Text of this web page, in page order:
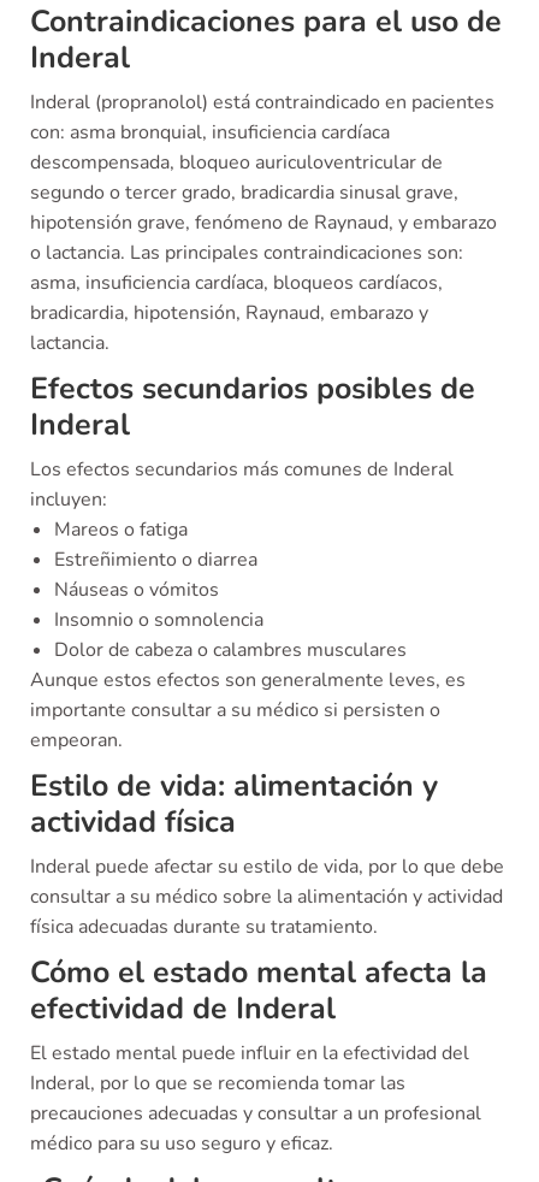
Contraindicaciones para el uso de
Inderal
Inderal (propranolol) está contraindicado en pacientes
con: asma bronquial, insuficiencia cardíaca
descompensada, bloqueo auriculoventricular de
segundo o tercer grado, bradicardia sinusal grave,
hipotensión grave, fenómeno de Raynaud, y embarazo
o lactancia. Las principales contraindicaciones son:
asma, insuficiencia cardíaca, bloqueos cardíacos,
bradicardia, hipotensión, Raynaud, embarazo y
lactancia.
Efectos secundarios posibles de
Inderal
Los efectos secundarios más comunes de Inderal
incluyen:
Mareos o fatiga
Estreñimiento o diarrea
Náuseas o vómitos
Insomnio o somnolencia
Dolor de cabeza o calambres musculares
Aunque estos efectos son generalmente leves, es
importante consultar a su médico si persisten o
empeoran.
Estilo de vida: alimentación y
actividad física
Inderal puede afectar su estilo de vida, por lo que debe
consultar a su médico sobre la alimentación y actividad
física adecuadas durante su tratamiento.
Cómo el estado mental afecta la
efectividad de Inderal
El estado mental puede influir en la efectividad del
Inderal, por lo que se recomienda tomar las
precauciones adecuadas y consultar a un profesional
médico para su uso seguro y eficaz.